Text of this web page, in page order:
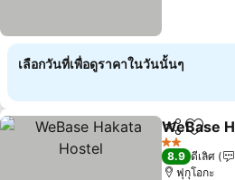
เลือกวันที่เพื่อดูราคาในวันนั้นๆ
แชร์ เพิ่มใ
WeBase
2 ดาว
8.9 ดีเลิศ
ฟุกุโอกะ